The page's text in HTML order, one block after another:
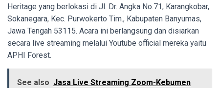
Heritage yang berlokasi di Jl. Dr. Angka No.71, Karangkobar,
Sokanegara, Kec. Purwokerto Tim., Kabupaten Banyumas,
Jawa Tengah 53115. Acara ini berlangsung dan disiarkan
secara live streaming melalui Youtube official mereka yaitu
APHI Forest.
See also Jasa Live Streaming Zoom-Kebumen